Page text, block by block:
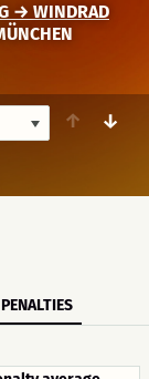
→ WINDRAD
↑ ↓
PENALTIES